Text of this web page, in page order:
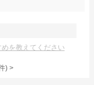
を教えてください
) >